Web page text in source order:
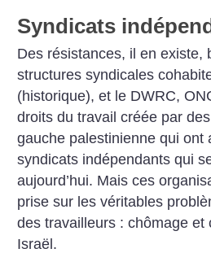
Syndicats
Des résistances, il en existe,
structures syndicales
(historique), et le DWRC,
droits du travail créée par
gauche palestinienne qui ont
syndicats indépendants qui
aujourd’hui. Mais ces
prise sur les véritables
des travailleurs : chômage et
Israël.